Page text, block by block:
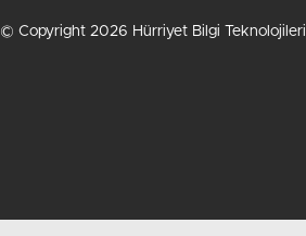
© Copyright 2026 Hürriyet Bilgi Teknolojileri